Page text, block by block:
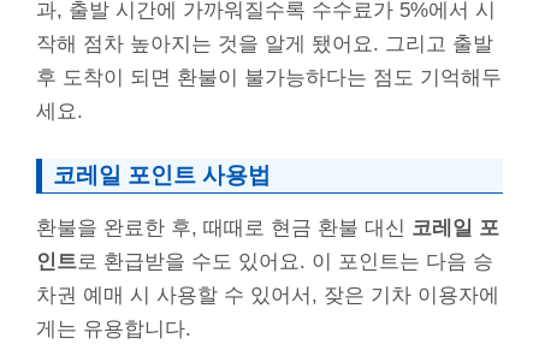
과, 출발 시간에 가까워질수록 수수료가 5%에서 시
작해 점차 높아지는 것을 알게 됐어요. 그리고 출발
후 도착이 되면 환불이 불가능하다는 점도 기억해두
세요.
코레일 포인트 사용법
환불을 완료한 후, 때때로 현금 환불 대신 코레일 포
인트로 환급받을 수도 있어요. 이 포인트는 다음 승
차권 예매 시 사용할 수 있어서, 잦은 기차 이용자에
게는 유용합니다.